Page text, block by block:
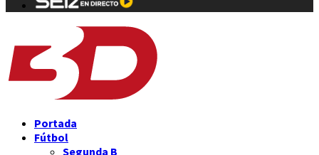
Portada
Fútbol
Segunda B